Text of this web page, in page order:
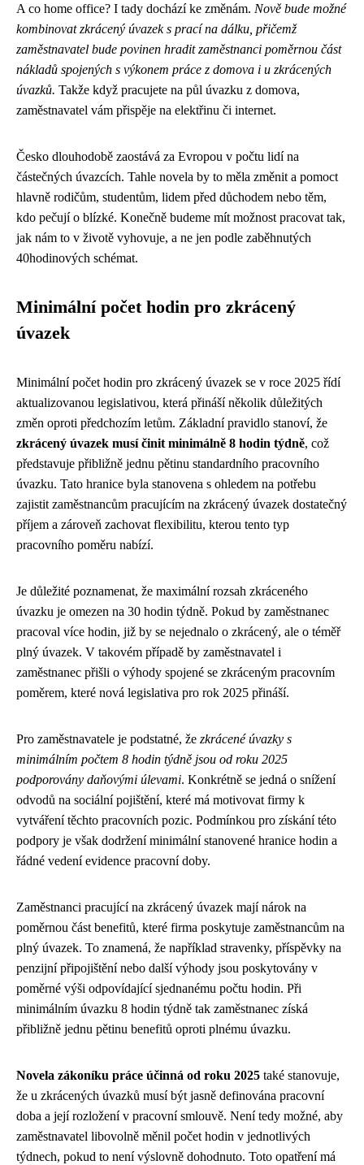
A co home office? I tady dochází ke změnám. Nově bude možné
kombinovat zkrácený úvazek s prací na dálku, přičemž
zaměstnavatel bude povinen hradit zaměstnanci poměrnou část
nákladů spojených s výkonem práce z domova i u zkrácených
úvazků. Takže když pracujete na půl úvazku z domova,
zaměstnavatel vám přispěje na elektřinu či internet.
Česko dlouhodobě zaostává za Evropou v počtu lidí na
částečných úvazcích. Tahle novela by to měla změnit a pomoct
hlavně rodičům, studentům, lidem před důchodem nebo těm,
kdo pečují o blízké. Konečně budeme mít možnost pracovat tak,
jak nám to v životě vyhovuje, a ne jen podle zaběhnutých
40hodinových schémat.
Minimální počet hodin pro zkrácený
úvazek
Minimální počet hodin pro zkrácený úvazek se v roce 2025 řídí
aktualizovanou legislativou, která přináší několik důležitých
změn oproti předchozím letům. Základní pravidlo stanoví, že
zkrácený úvazek musí činit minimálně 8 hodin týdně, což
představuje přibližně jednu pětinu standardního pracovního
úvazku. Tato hranice byla stanovena s ohledem na potřebu
zajistit zaměstnancům pracujícím na zkrácený úvazek dostatečný
příjem a zároveň zachovat flexibilitu, kterou tento typ
pracovního poměru nabízí.
Je důležité poznamenat, že maximální rozsah zkráceného
úvazku je omezen na 30 hodin týdně. Pokud by zaměstnanec
pracoval více hodin, již by se nejednalo o zkrácený, ale o téměř
plný úvazek. V takovém případě by zaměstnavatel i
zaměstnanec přišli o výhody spojené se zkráceným pracovním
poměrem, které nová legislativa pro rok 2025 přináší.
Pro zaměstnavatele je podstatné, že zkrácené úvazky s
minimálním počtem 8 hodin týdně jsou od roku 2025
podporovány daňovými úlevami. Konkrétně se jedná o snížení
odvodů na sociální pojištění, které má motivovat firmy k
vytváření těchto pracovních pozic. Podmínkou pro získání této
podpory je však dodržení minimální stanovené hranice hodin a
řádné vedení evidence pracovní doby.
Zaměstnanci pracující na zkrácený úvazek mají nárok na
poměrnou část benefitů, které firma poskytuje zaměstnancům na
plný úvazek. To znamená, že například stravenky, příspěvky na
penzijní připojištění nebo další výhody jsou poskytovány v
poměrné výši odpovídající sjednanému počtu hodin. Při
minimálním úvazku 8 hodin týdně tak zaměstnanec získá
přibližně jednu pětinu benefitů oproti plnému úvazku.
Novela zákoníku práce účinná od roku 2025 také stanovuje,
že u zkrácených úvazků musí být jasně definována pracovní
doba a její rozložení v pracovní smlouvě. Není tedy možné, aby
zaměstnavatel libovolně měnil počet hodin v jednotlivých
týdnech, pokud to není výslovně dohodnuto. Toto opatření má